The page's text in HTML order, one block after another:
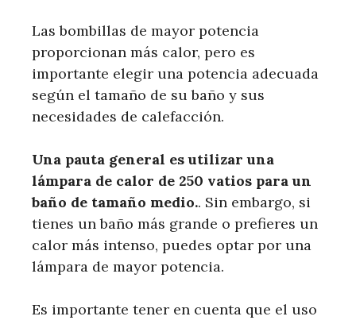
Las bombillas de mayor potencia
proporcionan más calor, pero es
importante elegir una potencia adecuada
según el tamaño de su baño y sus
necesidades de calefacción.
Una pauta general es utilizar una
lámpara de calor de 250 vatios para un
baño de tamaño medio.. Sin embargo, si
tienes un baño más grande o prefieres un
calor más intenso, puedes optar por una
lámpara de mayor potencia.
Es importante tener en cuenta que el uso